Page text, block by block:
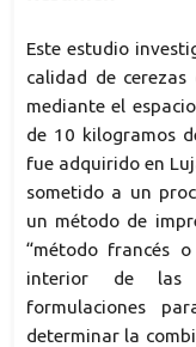
Este estudio
calidad de
mediante el
de 10 kilogramos
fue adquirido en
sometido a un
un método de
“método francés
interior de las
formulaciones
determinar la